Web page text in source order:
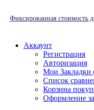
Фиксированная стоимость
Аккаунт
Регистрация
Авторизация
Мои Закладки
Список
Корзина
Оформление